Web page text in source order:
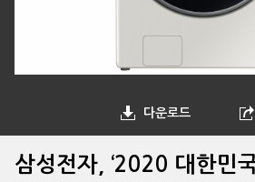
다운로드
삼성전자, ‘2020 대한민